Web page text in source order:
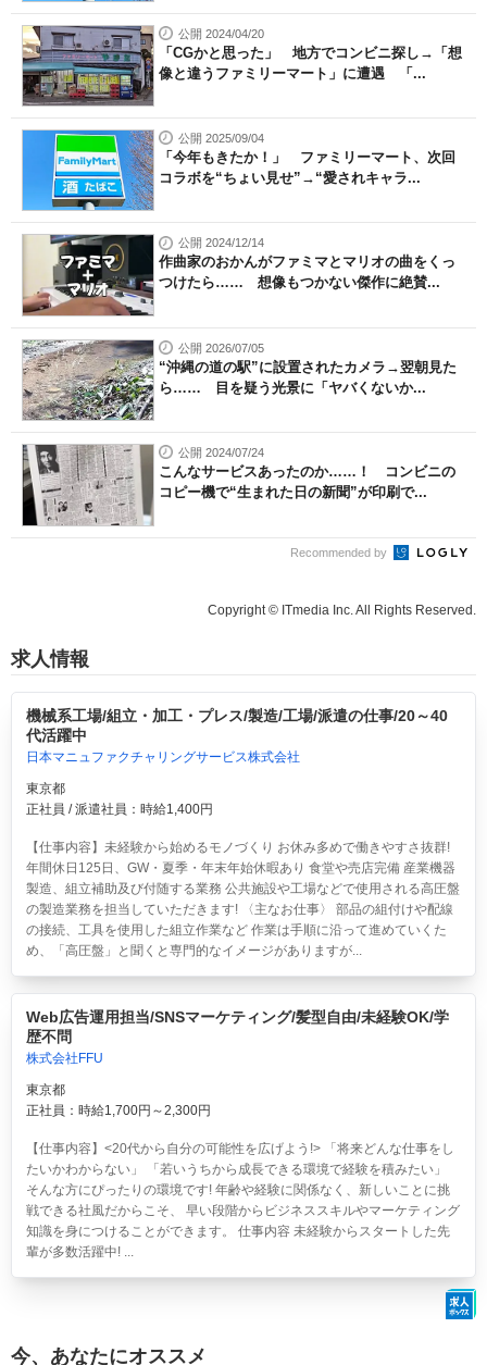
公開 2024/04/20
「CGかと思った」 地方でコンビニ探し→「想
像と違うファミリーマート」に遭遇 「...
公開 2025/09/04
「今年もきたか！」 ファミリーマート、次回
コラボを“ちょい見せ”→“愛されキャラ...
公開 2024/12/14
作曲家のおかんがファミマとマリオの曲をくっ
つけたら…… 想像もつかない傑作に絶賛...
公開 2026/07/05
“沖縄の道の駅”に設置されたカメラ→翌朝見た
ら…… 目を疑う光景に「ヤバくないか...
公開 2024/07/24
こんなサービスあったのか……！ コンビニの
コピー機で“生まれた日の新聞”が印刷で...
Recommended by
Copyright © ITmedia Inc. All Rights Reserved.
求人情報
機械系工場/組立・加工・プレス/製造/工場/派遣の仕事/20～40
代活躍中
日本マニュファクチャリングサービス株式会社
東京都
正社員 / 派遣社員：時給1,400円
【仕事内容】未経験から始めるモノづくり お休み多めで働きやすさ抜群!
年間休日125日、GW・夏季・年末年始休暇あり 食堂や売店完備 産業機器
製造、組立補助及び付随する業務 公共施設や工場などで使用される高圧盤
の製造業務を担当していただきます! 〈主なお仕事〉 部品の組付けや配線
の接続、工具を使用した組立作業など 作業は手順に沿って進めていくた
め、「高圧盤」と聞くと専門的なイメージがありますが...
Web広告運用担当/SNSマーケティング/髪型自由/未経験OK/学
歴不問
株式会社FFU
東京都
正社員：時給1,700円～2,300円
【仕事内容】<20代から自分の可能性を広げよう!> 「将来どんな仕事をし
たいかわからない」 「若いうちから成長できる環境で経験を積みたい」
そんな方にぴったりの環境です! 年齢や経験に関係なく、新しいことに挑
戦できる社風だからこそ、 早い段階からビジネススキルやマーケティング
知識を身につけることができます。 仕事内容 未経験からスタートした先
輩が多数活躍中! ...
今、あなたにオススメ